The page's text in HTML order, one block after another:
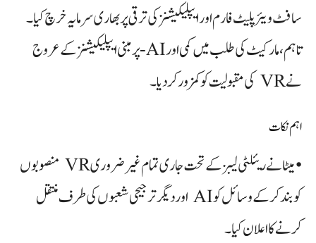
سافٹ ویئر پلیٹ فارم اور ایپلیکیشنز کی ترقی پر بھاری سرمایہ خرچ کیا۔
تاہم، مارکیٹ کی طلب میں کمی اور AI‑پر مبنی ایپلیکیشنز کے عروج
نے VR کی مقبولیت کو کمزور کر دیا۔
اہم نکات
• میٹا نے ریئلٹی لیبز کے تحت جاری تمام غیر ضروری VR منصوبوں
کو بند کر کے وسائل کو AI اور دیگر ترجیحی شعبوں کی طرف منتقل
کرنے کا اعلان کیا۔